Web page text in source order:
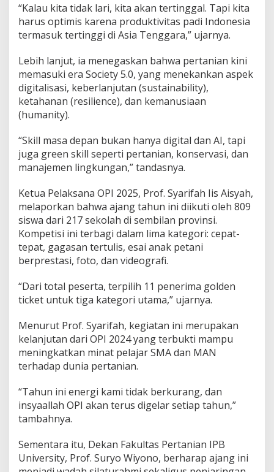
“Kalau kita tidak lari, kita akan tertinggal. Tapi kita
harus optimis karena produktivitas padi Indonesia
termasuk tertinggi di Asia Tenggara,” ujarnya.
Lebih lanjut, ia menegaskan bahwa pertanian kini
memasuki era Society 5.0, yang menekankan aspek
digitalisasi, keberlanjutan (sustainability),
ketahanan (resilience), dan kemanusiaan
(humanity).
“Skill masa depan bukan hanya digital dan AI, tapi
juga green skill seperti pertanian, konservasi, dan
manajemen lingkungan,” tandasnya.
Ketua Pelaksana OPI 2025, Prof. Syarifah Iis Aisyah,
melaporkan bahwa ajang tahun ini diikuti oleh 809
siswa dari 217 sekolah di sembilan provinsi.
Kompetisi ini terbagi dalam lima kategori: cepat-
tepat, gagasan tertulis, esai anak petani
berprestasi, foto, dan videografi.
“Dari total peserta, terpilih 11 penerima golden
ticket untuk tiga kategori utama,” ujarnya.
Menurut Prof. Syarifah, kegiatan ini merupakan
kelanjutan dari OPI 2024 yang terbukti mampu
meningkatkan minat pelajar SMA dan MAN
terhadap dunia pertanian.
“Tahun ini energi kami tidak berkurang, dan
insyaallah OPI akan terus digelar setiap tahun,”
tambahnya.
Sementara itu, Dekan Fakultas Pertanian IPB
University, Prof. Suryo Wiyono, berharap ajang ini